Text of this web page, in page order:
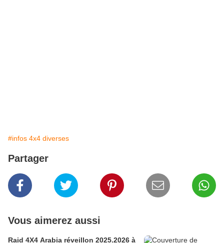
#infos 4x4 diverses
Partager
Vous aimerez aussi
Raid 4X4 Arabia réveillon 2025.2026 à